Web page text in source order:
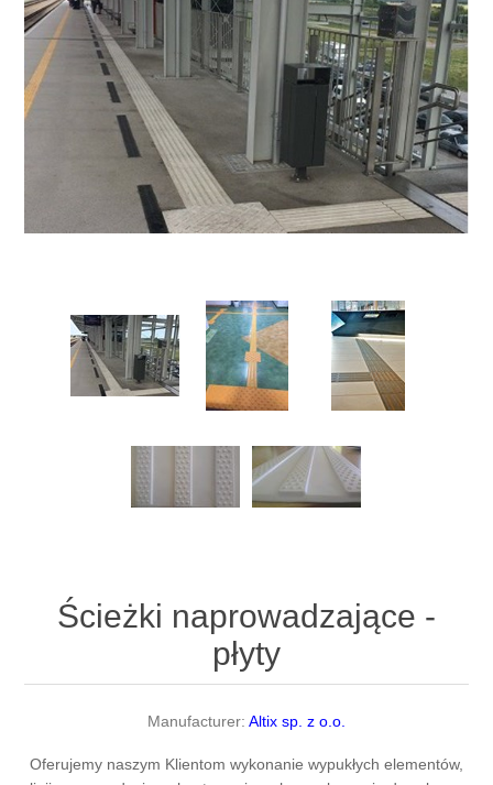
Ścieżki naprowadzające -
płyty
Manufacturer: Altix sp. z o.o.
Oferujemy naszym Klientom wykonanie wypukłych elementów,